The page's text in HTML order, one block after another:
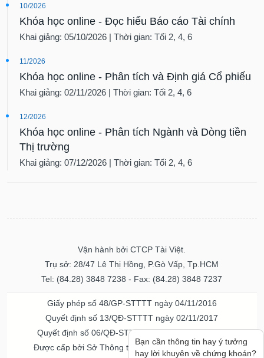
10/2026
Khóa học online - Đọc hiểu Báo cáo Tài chính
Khai giảng: 05/10/2026 | Thời gian: Tối 2, 4, 6
11/2026
Khóa học online - Phân tích và Định giá Cổ phiếu
Khai giảng: 02/11/2026 | Thời gian: Tối 2, 4, 6
12/2026
Khóa học online - Phân tích Ngành và Dòng tiền
Thị trường
Khai giảng: 07/12/2026 | Thời gian: Tối 2, 4, 6
Vận hành bởi CTCP Tài Việt.
Trụ sở: 28/47 Lê Thị Hồng, P.Gò Vấp, Tp.HCM
Tel: (84.28) 3848 7238 - Fax: (84.28) 3848 7237
Giấy phép số 48/GP-STTTT ngày 04/11/2016
Quyết định số 13/QĐ-STTTT ngày 02/11/2017
Quyết định số 06/QĐ-STTTT-ICP ngày 20/07/2023
Được cấp bởi Sở Thông tin và Truyền thông TPHCM